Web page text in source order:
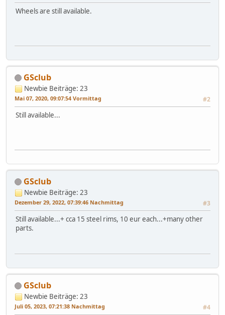
Wheels are still available.
GSclub
Newbie Beiträge: 23
Mai 07, 2020, 09:07:54 Vormittag #2
Still available...
GSclub
Newbie Beiträge: 23
Dezember 29, 2022, 07:39:46 Nachmittag #3
Still available...+ cca 15 steel rims, 10 eur each...+many other
parts.
GSclub
Newbie Beiträge: 23
Juli 05, 2023, 07:21:38 Nachmittag #4